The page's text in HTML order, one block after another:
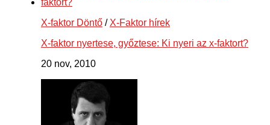
X-faktor Döntő / X-Faktor hírek
X-faktor nyertese, győztese: Ki nyeri az x-faktort?
20 nov, 2010